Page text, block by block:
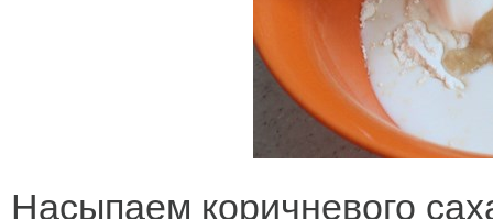
Насыпаем коричневого